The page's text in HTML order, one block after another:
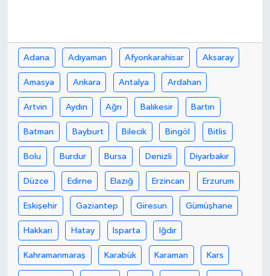
Adana Adıyaman Afyonkarahisar Aksaray
Amasya Ankara Antalya Ardahan
Artvin Aydın Ağrı Balıkesir Bartın
Batman Bayburt Bilecik Bingöl Bitlis
Bolu Burdur Bursa Denizli Diyarbakır
Düzce Edirne Elazığ Erzincan Erzurum
Eskişehir Gaziantep Giresun Gümüşhane
Hakkari Hatay Isparta Iğdır
Kahramanmaraş Karabük Karaman Kars